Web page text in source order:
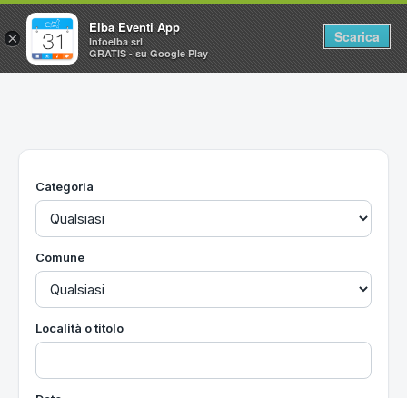
Home
Utilità
Categoria
Comune
Località o titolo
×
Elba Eventi App
Infoelba srl
GRATIS - su Google Play
Scarica